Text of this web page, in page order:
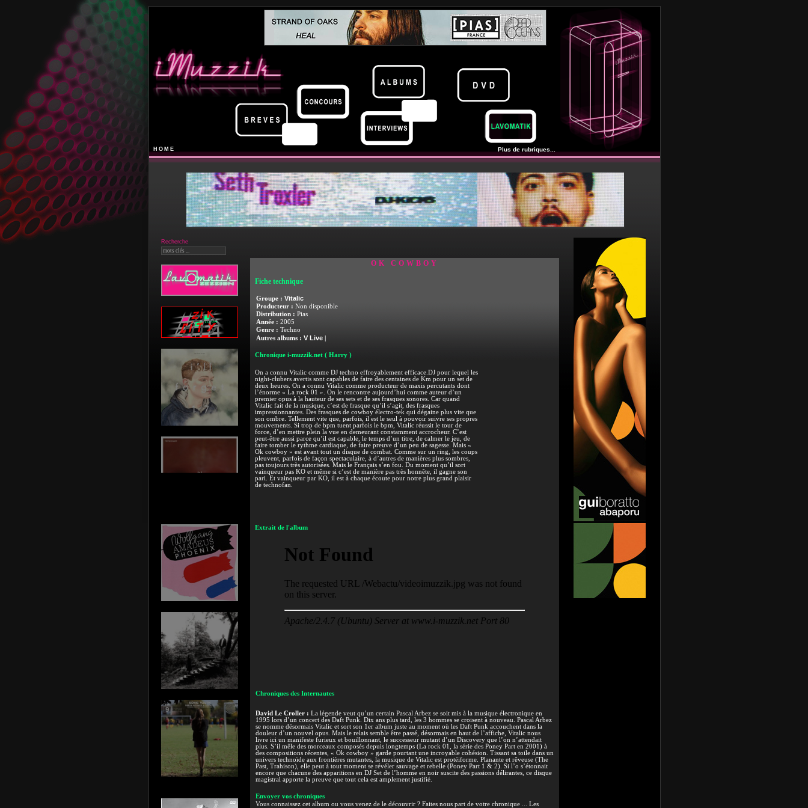
HOME Plus de rubriques...
Recherche
OK COWBOY
Fiche technique
Groupe : Vitalic
Producteur : Non disponible
Distribution : Pias
Année : 2005
Genre : Techno
Autres albums : V Live|
Chronique i-muzzik.net ( Harry )
On a connu Vitalic comme DJ techno effroyablement efficace.DJ pour lequel les
night-clubers avertis sont capables de faire des centaines de Km pour un set de
deux heures. On a connu Vitalic comme producteur de maxis percutants dont
l’énorme « La rock 01 ». On le rencontre aujourd’hui comme auteur d’un
premier opus à la hauteur de ses sets et de ses frasques sonores. Car quand
Vitalic fait de la musique, c’est de frasque qu’il s’agit, des frasques
impressionnantes. Des frasques de cowboy électro-tek qui dégaine plus vite que
son ombre. Tellement vite que, parfois, il est le seul à pouvoir suivre ses propres
mouvements. Si trop de bpm tuent parfois le bpm, Vitalic réussit le tour de
force, d’en mettre plein la vue en demeurant constamment accrocheur. C’est
peut-être aussi parce qu’il est capable, le temps d’un titre, de calmer le jeu, de
faire tomber le rythme cardiaque, de faire preuve d’un peu de sagesse. Mais «
Ok cowboy » est avant tout un disque de combat. Comme sur un ring, les coups
pleuvent, parfois de façon spectaculaire, à d’autres de manières plus sombres,
pas toujours très autorisées. Mais le Français s’en fou. Du moment qu’il sort
vainqueur pas KO et même si c’est de manière pas très honnête, il gagne son
pari. Et vainqueur par KO, il est à chaque écoute pour notre plus grand plaisir
de technofan.
Extrait de l'album
Chroniques des Internautes
David Le Croller : La légende veut qu’un certain Pascal Arbez se soit mis à la musique électronique en
1995 lors d’un concert des Daft Punk. Dix ans plus tard, les 3 hommes se croisent à nouveau. Pascal Arbez
se nomme désormais Vitalic et sort son 1er album juste au moment où les Daft Punk accouchent dans la
douleur d’un nouvel opus. Mais le relais semble être passé, désormais en haut de l’affiche, Vitalic nous
livre ici un manifeste furieux et bouillonnant, le successeur mutant d’un Discovery que l’on n’attendait
plus. S’il mêle des morceaux composés depuis longtemps (La rock 01, la série des Poney Part en 2001) à
des compositions récentes, « Ok cowboy » garde pourtant une incroyable cohésion. Tissant sa toile dans un
univers technoïde aux frontières mutantes, la musique de Vitalic est protéiforme. Planante et rêveuse (The
Past, Trahison), elle peut à tout moment se révéler sauvage et rebelle (Poney Part 1 & 2). Si l’o s’étonnait
encore que chacune des apparitions en DJ Set de l’homme en noir suscite des passions délirantes, ce disque
magistral apporte la preuve que tout cela est amplement justifié.
Envoyer vos chroniques
Vous connaissez cet album ou vous venez de le découvrir ? Faites nous part de votre chronique ... Les